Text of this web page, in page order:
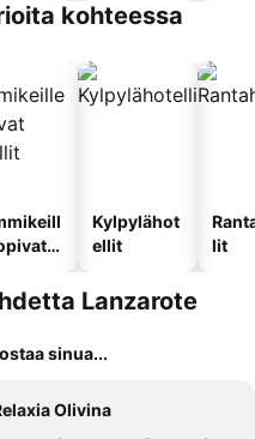
kohteessa
Kylpylähot
ellit
lit
Lanzarote
sinua...
Olivina